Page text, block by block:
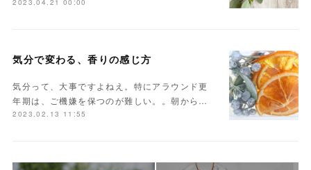
2023.04.21 00:00
気分で変わる、香りの感じ方
気分って、大事ですよねえ。特にアラウンド更
年期は、ご機嫌を保つのが難しい。。朝から…
2023.02.13 11:55